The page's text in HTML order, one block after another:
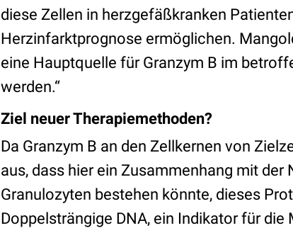
diese Zellen in herzgefäßkranken
Herzinfarktprognose ermöglichen.
eine Hauptquelle für Granzym B im
werden.“
Ziel neuer Therapiemethoden?
Da Granzym B an den Zellkernen von
aus, dass hier ein Zusammenhang mit
Granulozyten bestehen könnte, dieses
Doppelsträngige DNA, ein Indikator für die